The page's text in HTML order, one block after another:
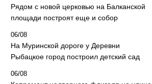
Рядом с новой церковью на Балканской
площади построят еще и собор
06/08
На Муринской дороге у Деревни
Рыбацкое город построил детский сад
06/08